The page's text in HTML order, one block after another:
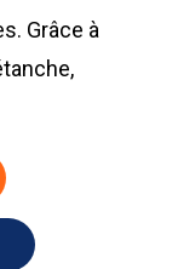
Grâce à